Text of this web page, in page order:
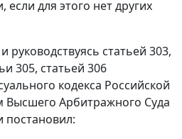
для этого нет других
статьей 303,
305, статьей 306
кодекса Российской
Арбитражного Суда
постановил: